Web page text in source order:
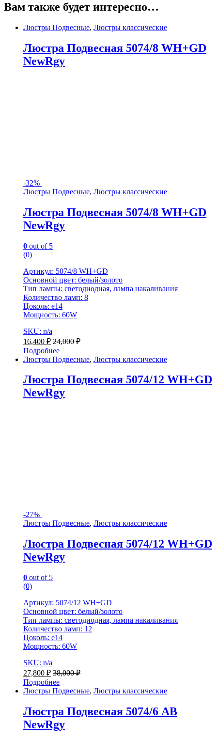
Вам также будет интересно…
Люстры Подвесные, Люстры классические
Люстра Подвесная 5074/8 WH+GD
NewRgy
-32%
Люстры Подвесные, Люстры классические
Люстра Подвесная 5074/8 WH+GD
NewRgy
0 out of 5
(0)
Артикул: 5074/8 WH+GD
Основной цвет: белый/золото
Тип лампы: светодиодная, лампа накаливания
Количество ламп: 8
Цоколь: e14
Мощность: 60W
SKU: n/a
16,400 ₽ 24,000₽
Подробнее
Люстры Подвесные, Люстры классические
Люстра Подвесная 5074/12 WH+GD
NewRgy
-27%
Люстры Подвесные, Люстры классические
Люстра Подвесная 5074/12 WH+GD
NewRgy
0 out of 5
(0)
Артикул: 5074/12 WH+GD
Основной цвет: белый/золото
Тип лампы: светодиодная, лампа накаливания
Количество ламп: 12
Цоколь: e14
Мощность: 60W
SKU: n/a
27,800 ₽ 38,000₽
Подробнее
Люстры Подвесные, Люстры классические
Люстра Подвесная 5074/6 AB
NewRgy